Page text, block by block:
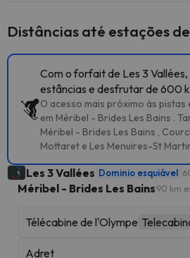
Distâncias até estações
Com o forfait de Les 3
estâncias e desfrutar de 600
O acesso mais próximo às pistas
em Méribel - Brides Les Bains .
Méribel - Brides Les Bains ,
Mottaret e Les Menuires-St
Les 3 Vallées Dominio esquiável
Méribel - Brides Les Bains 90 km
Télécabine de l'Olympe
Adret